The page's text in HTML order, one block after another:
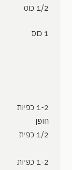
1/2 כוס
1 כוס
1-2 כפיות
חופן
1/2 כפית
1-2 כפיות